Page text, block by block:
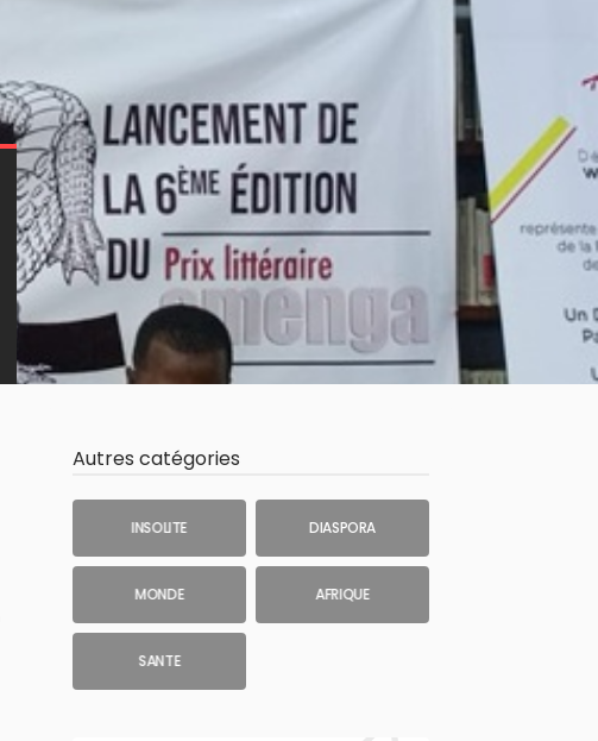
Autres catégories
INSOLITE DIASPORA
MONDE AFRIQUE
SANTE